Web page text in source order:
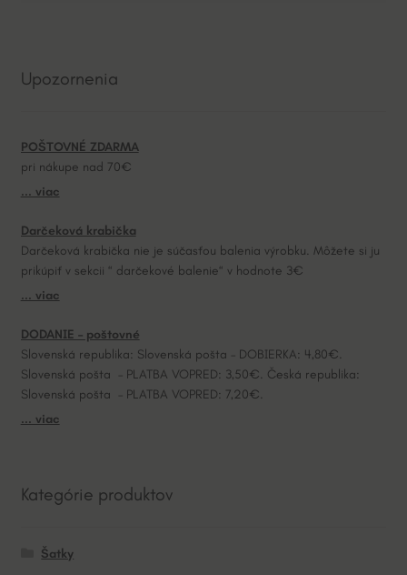
r
t
i
v
:
Upozornenia
POŠTOVNÉ ZDARMA
pri nákupe nad 70€
... viac
Darčeková krabička
Darčeková krabička nie je súčasťou balenia výrobku. Môžete si ju
prikúpiť v sekcii “ darčekové balenie“ v hodnote 3€
... viac
DODANIE – poštovné
Slovenská republika: Slovenská pošta – DOBIERKA: 4,80€.
Slovenská pošta – PLATBA VOPRED: 3,50€. Česká republika:
Slovenská pošta – PLATBA VOPRED: 7,20€.
... viac
Kategórie produktov
Šatky